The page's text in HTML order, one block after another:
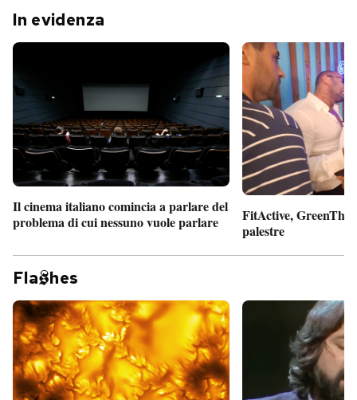
In evidenza
Il cinema italiano comincia a parlare del
problema di cui nessuno vuole parlare
FitActive,
palestre
Fla hes